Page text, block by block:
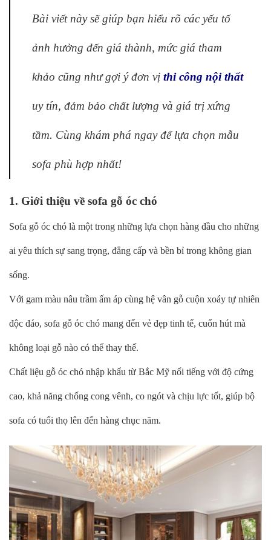
Bài viết này sẽ giúp bạn hiểu rõ các yếu tố
ảnh hưởng đến giá thành, mức giá tham
khảo cũng như gợi ý đơn vị thi công nội thất
uy tín, đảm bảo chất lượng và giá trị xứng
tầm. Cùng khám phá ngay để lựa chọn mẫu
sofa phù hợp nhất!
1. Giới thiệu về sofa gỗ óc chó
Sofa gỗ óc chó là một trong những lựa chọn hàng đầu cho những
ai yêu thích sự sang trọng, đẳng cấp và bền bỉ trong không gian
sống.
Với gam màu nâu trầm ấm áp cùng hệ vân gỗ cuộn xoáy tự nhiên
độc đáo, sofa gỗ óc chó mang đến vẻ đẹp tinh tế, cuốn hút mà
không loại gỗ nào có thể thay thế.
Chất liệu gỗ óc chó nhập khẩu từ Bắc Mỹ nổi tiếng với độ cứng
cao, khả năng chống cong vênh, co ngót và chịu lực tốt, giúp bộ
sofa có tuổi thọ lên đến hàng chục năm.